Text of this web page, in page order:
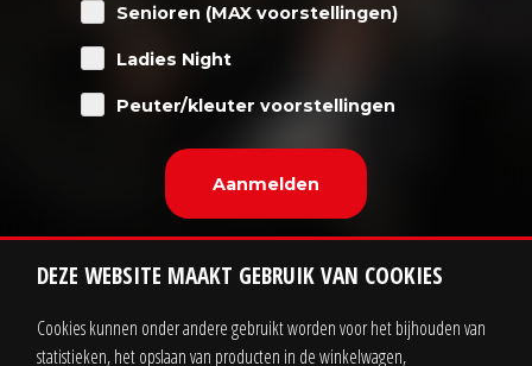
Senioren (MAX voorstellingen)
Ladies Night
Peuter/kleuter voorstellingen
DEZE WEBSITE MAAKT GEBRUIK VAN COOKIES
Cookies kunnen onder andere gebruikt worden voor het bijhouden van
statistieken, het opslaan van producten in de winkelwagen,